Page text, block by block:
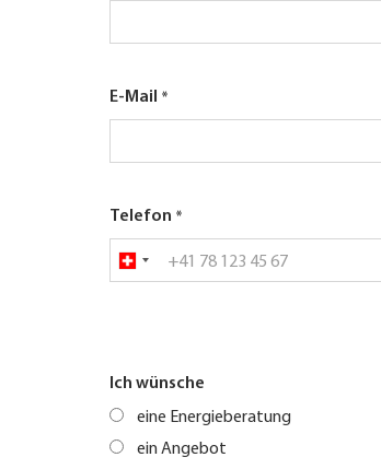
E-Mail
Telefon
Ich wünsche
eine Energieberatung
ein Angebot